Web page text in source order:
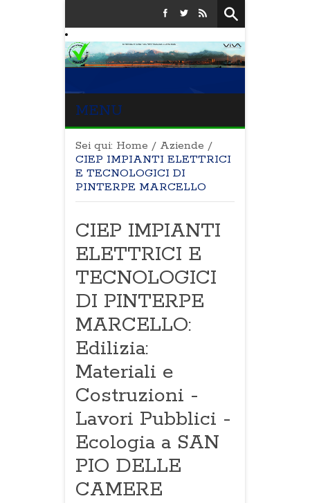
MENU
Sei qui: Home / Aziende /
CIEP IMPIANTI ELETTRICI
E TECNOLOGICI DI
PINTERPE MARCELLO
CIEP IMPIANTI
ELETTRICI E
TECNOLOGICI
DI PINTERPE
MARCELLO:
Edilizia:
Materiali e
Costruzioni -
Lavori Pubblici -
Ecologia a SAN
PIO DELLE
CAMERE